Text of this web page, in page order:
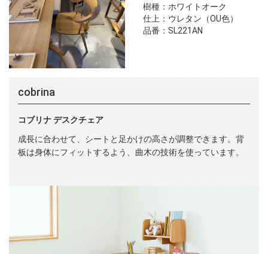
樹種：ホワイトオーク
仕上：ウレタン（OU色）
品番：SL221AN
cobrina
コブリナ デスクチェア
成長に合わせて、シートと足かけの高さが調整できます。背
板は身体にフィットするよう、曲木の技術を使っています。